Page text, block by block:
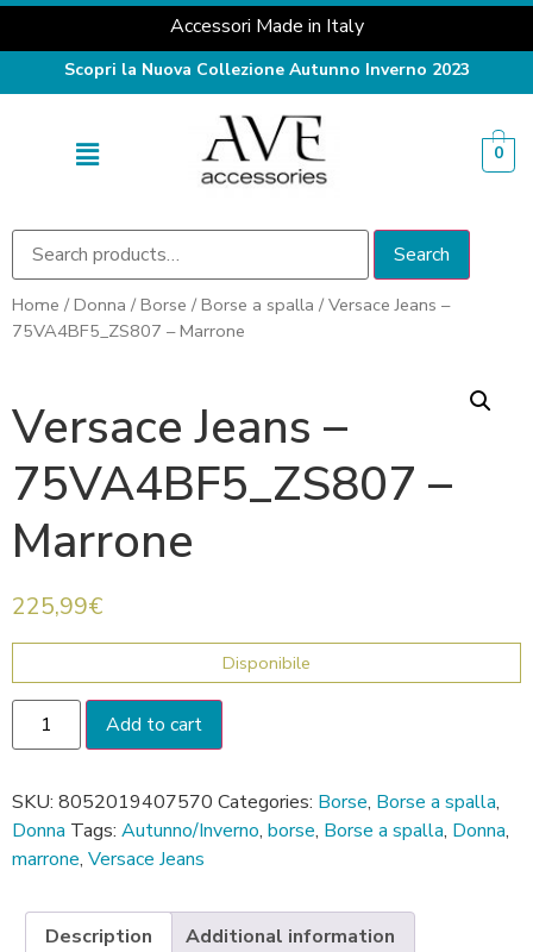
Accessori Made in Italy
Scopri la Nuova Collezione Autunno Inverno 2023
0
Search
Home / Donna / Borse / Borse a spalla / Versace Jeans –
75VA4BF5_ZS807 – Marrone
Versace Jeans –
75VA4BF5_ZS807 –
Marrone
225,99€
Disponibile
Add to cart
SKU: 8052019407570 Categories: Borse, Borse a spalla,
Donna Tags: Autunno/Inverno, borse, Borse a spalla, Donna,
marrone, Versace Jeans
Description
Additional information